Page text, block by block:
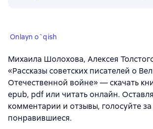
Onlayn o`qish
Михаила Шолохова, Алексея
«Рассказы советских писателей о
Отечественной войне» — скачать
epub, pdf или читать онлайн.
комментарии и отзывы, голосуйте за
понравившиеся.